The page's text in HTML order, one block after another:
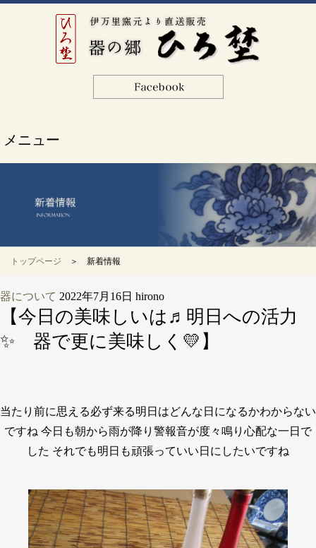
メニュー
トップページ ＞ 新着情報
器について 2022年7月16日 hirono
【今日の美味しいは♬明日への活力
✨ 器で更に美味しく💛】
当たり前に思える必ず来る明日はどんな日になるかわからない
ですね 今日も朝から雨が降り警報音が度々鳴り心配な一日で
した それでも明日も頑張っていい日にしたいですね